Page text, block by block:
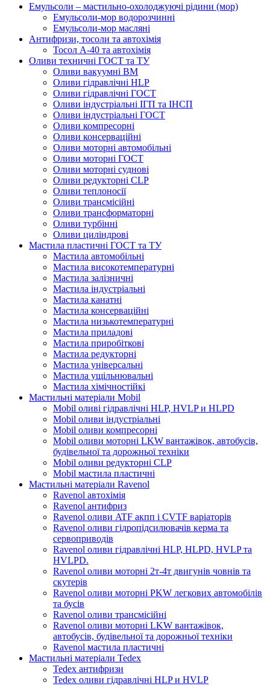
Емульсоли – мастильно-охолоджуючі рідини (мор)
Емульсоли-мор водорозчинні
Емульсоли-мор масляні
Антифризи, тосоли та автохімія
Тосол А-40 та автохімія
Оливи техничні ГОСТ та ТУ
Оливи вакуумні ВМ
Оливи гідравлічні HLP
Оливи гідравлічні ГОСТ
Оливи індустріальні ІГП та ІНСП
Оливи індустріальні ГОСТ
Оливи компресорні
Оливи консерваційні
Оливи моторні автомобільні
Оливи моторні ГОСТ
Оливи моторні суднові
Оливи редукторні CLP
Оливи теплоносії
Оливи трансмісійні
Оливи трансформаторні
Оливи турбінні
Оливи циліндрові
Мастила пластичні ГОСТ та ТУ
Мастила автомобільні
Мастила високотемпературні
Мастила залізничні
Мастила індустріальні
Мастила канатні
Мастила консерваційні
Мастила низькотемпературні
Мастила приладові
Мастила приробіткові
Мастила редукторні
Мастила універсальні
Мастила ущільнювальні
Мастила хімічностійкі
Мастильні матеріали Mobil
Mobil оливі гідравлічні HLP, HVLP и HLPD
Mobil оливи індустріальні
Mobil оливи компресорні
Mobil оливи моторні LKW вантажівок, автобусів,
будівельної та дорожньої техніки
Mobil оливи редукторні CLP
Mobil мастила пластичні
Мастильні матеріали Ravenol
Ravenol автохімія
Ravenol антифриз
Ravenol оливи ATF акпп і CVTF варіаторів
Ravenol оливи гідропідсилювачів керма та
сервоприводів
Ravenol оливи гідравлічні HLP, HLPD, HVLP та
HVLPD.
Ravenol оливи моторні 2т-4т двигунів човнів та
скутерів
Ravenol оливи моторні PKW легкових автомобілів
та бусів
Ravenol оливи трансмісійні
Ravenol оливи моторні LKW вантажівок,
автобусів, будівельної та дорожньої техніки
Ravenol мастила пластичні
Мастильні матеріали Tedex
Tedex антифризи
Tedex оливи гідравлічні HLP и HVLP